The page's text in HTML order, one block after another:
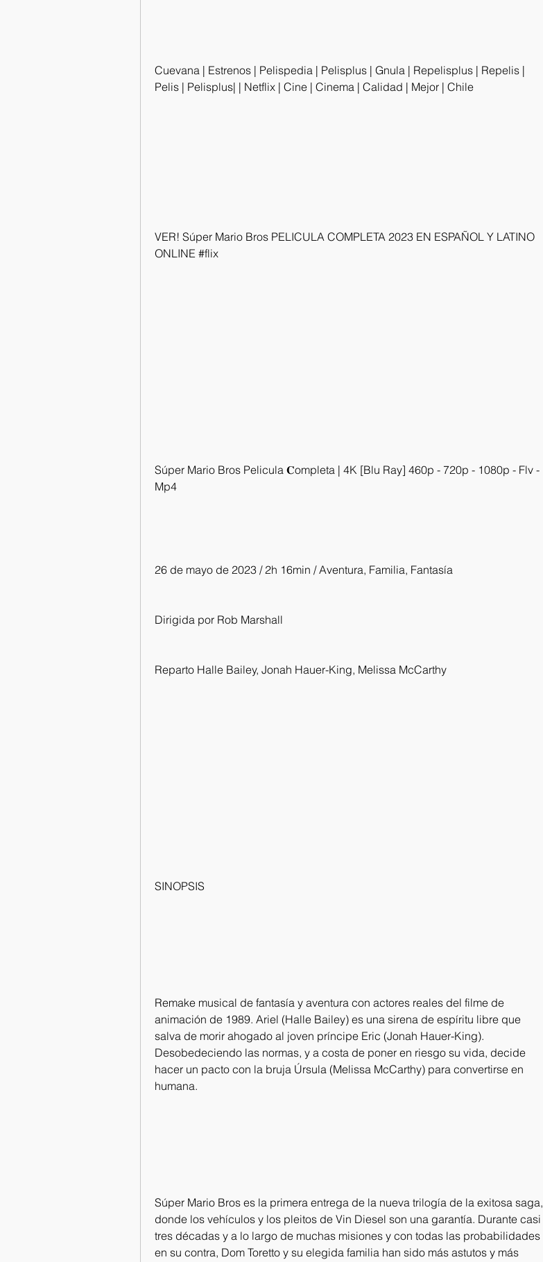
Cuevana | Estrenos | Pelispedia | Pelisplus | Gnula | Repelisplus | Repelis |
Pelis | Pelisplus| | Netflix | Cine | Cinema | Calidad | Mejor | Chile
VER! Súper Mario Bros PELICULA COMPLETA 2023 EN ESPAÑOL Y LATINO
ONLINE #flix
Súper Mario Bros Pelicula 𝐂ompleta | 4K [Blu Ray] 460p - 720p - 1080p - Flv -
Mp4
26 de mayo de 2023 / 2h 16min / Aventura, Familia, Fantasía
Dirigida por Rob Marshall
Reparto Halle Bailey, Jonah Hauer-King, Melissa McCarthy
SINOPSIS
Remake musical de fantasía y aventura con actores reales del filme de
animación de 1989. Ariel (Halle Bailey) es una sirena de espíritu libre que
salva de morir ahogado al joven príncipe Eric (Jonah Hauer-King).
Desobedeciendo las normas, y a costa de poner en riesgo su vida, decide
hacer un pacto con la bruja Úrsula (Melissa McCarthy) para convertirse en
humana.
Súper Mario Bros es la primera entrega de la nueva trilogía de la exitosa saga,
donde los vehículos y los pleitos de Vin Diesel son una garantía. Durante casi
tres décadas y a lo largo de muchas misiones y con todas las probabilidades
en su contra, Dom Toretto y su elegida familia han sido más astutos y más